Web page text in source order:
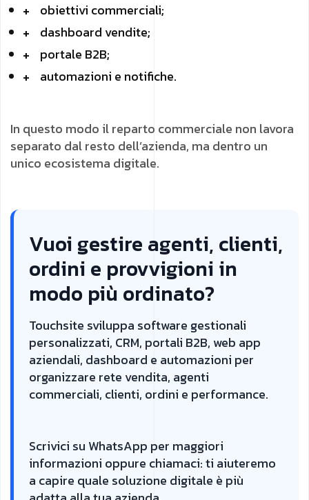
obiettivi commerciali;
dashboard vendite;
portale B2B;
automazioni e notifiche.
In questo modo il reparto commerciale non lavora
separato dal resto dell’azienda, ma dentro un
unico ecosistema digitale.
Vuoi gestire agenti, clienti,
ordini e provvigioni in
modo più ordinato?
Touchsite sviluppa software gestionali
personalizzati, CRM, portali B2B, web app
aziendali, dashboard e automazioni per
organizzare rete vendita, agenti
commerciali, clienti, ordini e performance.
Scrivici su WhatsApp per maggiori
informazioni oppure chiamaci: ti aiuteremo
a capire quale soluzione digitale è più